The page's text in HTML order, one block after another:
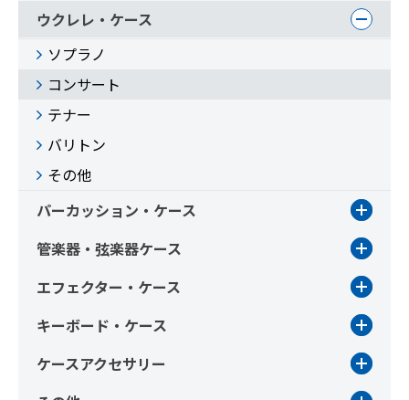
ウクレレ・ケース
ソプラノ
コンサート
テナー
バリトン
その他
パーカッション・ケース
管楽器・弦楽器ケース
エフェクター・ケース
キーボード・ケース
ケースアクセサリー